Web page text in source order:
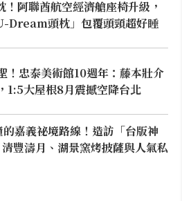
！阿聯酋航空經濟艙座椅升級，
Dream頭枕」包覆頭頸超好睡
！忠泰美術館10週年：藤本壯介
1:5大屋根8月震撼空降台北
嘉義祕境路線！造訪「台版神
豐濤月、湖景窯烤披薩與人氣私